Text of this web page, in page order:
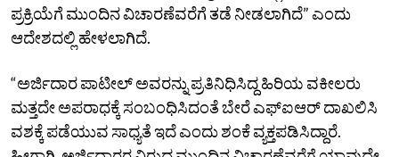
ಪ್ರಕ್ರಿಯೆಗೆ ಮುಂದಿನ ವಿಚಾರಣೆವರೆಗೆ ತಡೆ ನೀಡಲಾಗಿದೆ” ಎಂದು
ಆದೇಶದಲ್ಲಿ ಹೇಳಲಾಗಿದೆ.
“ಅರ್ಜಿದಾರ ಪಾಟೀಲ್‌ ಅವರನ್ನು ಪ್ರತಿನಿಧಿಸಿದ್ದ ಹಿರಿಯ ವಕೀಲರು
ಮತ್ತದೇ ಅಪರಾಧಕ್ಕೆ ಸಂಬಂಧಿಸಿದಂತೆ ಬೇರೆ ಎಫ್‌ಐಆರ್‌ ದಾಖಲಿಸಿ
ವಶಕ್ಕೆ ಪಡೆಯುವ ಸಾಧ್ಯತೆ ಇದೆ ಎಂದು ಶಂಕೆ ವ್ಯಕ್ತಪಡಿಸಿದ್ದಾರೆ.